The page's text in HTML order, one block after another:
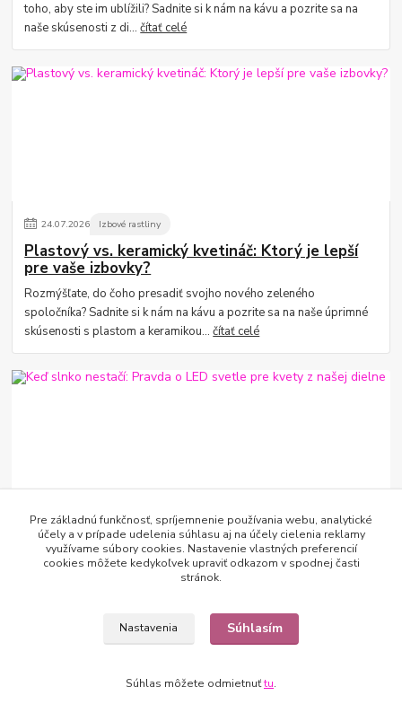
toho, aby ste im ublížili? Sadnite si k nám na kávu a pozrite sa na
naše skúsenosti z di...čítať celé
24.07.2026 Izbové rastliny
Plastový vs. keramický kvetináč: Ktorý je lepší
pre vaše izbovky?
Rozmýšľate, do čoho presadiť svojho nového zeleného
spoločníka? Sadnite si k nám na kávu a pozrite sa na naše úprimné
skúsenosti s plastom a keramikou...čítať celé
20.07.2026 🌱 Záhrada a pestovanie
Keď slnko nestačí: Pravda o LED svetle pre
kvety z našej dielne
všetko, čo sme zistili pri dopestovávaní zelených pokladov v našej
čítať celé
Pre základnú funkčnosť, spríjemnenie používania webu, analytické
účely a v prípade udelenia súhlasu aj na účely cielenia reklamy
využívame súbory cookies. Nastavenie vlastných preferencií
cookies môžete kedykoľvek upraviť odkazom v spodnej časti
stránok.
Nastavenia Súhlasím
Súhlas môžete odmietnuťtu.